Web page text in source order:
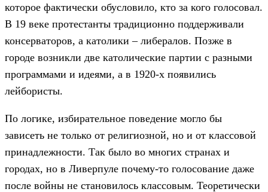
которое фактически обусловило, кто за кого голосовал.
В 19 веке протестанты традиционно поддерживали
консерваторов, а католики – либералов. Позже в
городе возникли две католические партии с разными
программами и идеями, а в 1920-х появились
лейбористы.
По логике, избирательное поведение могло бы
зависеть не только от религиозной, но и от классовой
принадлежности. Так было во многих странах и
городах, но в Ливерпуле почему-то голосование даже
после войны не становилось классовым. Теоретически